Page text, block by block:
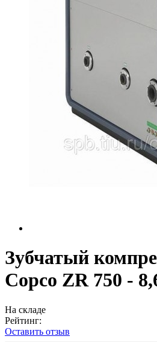
Зубчатый
Copco ZR 750 -
На складе
Рейтинг:
Оставить отзыв